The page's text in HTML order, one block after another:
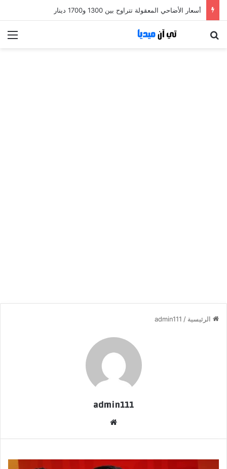
أسعار الأضاحي المعقولة تتراوح بين 1300 و1700 دينار
الرئيسية /
admin111
admin111